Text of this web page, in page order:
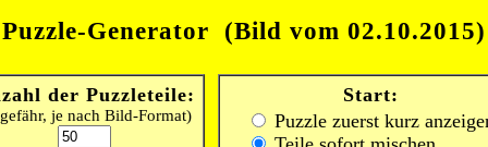
Puzzle-Generator (Bild vom 02.10.2015)
der Puzzleteile:
je nach Bild-Format)
Start:
Puzzle zuerst kurz